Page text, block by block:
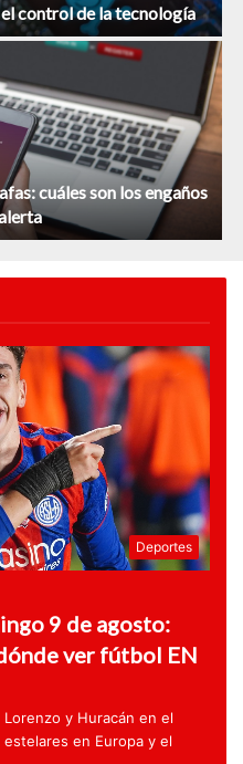
control de la tecnología
cuáles son los engaños
Deportes
9 de agosto:
ver fútbol EN
y Huracán en el
en Europa y el